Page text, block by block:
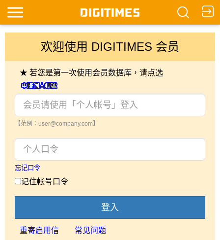
欢迎使用 DIGITIMES 会员
★ 若您是第一次使用会员数据库，请点选
【范例：user@company.com】
忘记口令
记住帐号口令
登入
重寄启用信 常见问题